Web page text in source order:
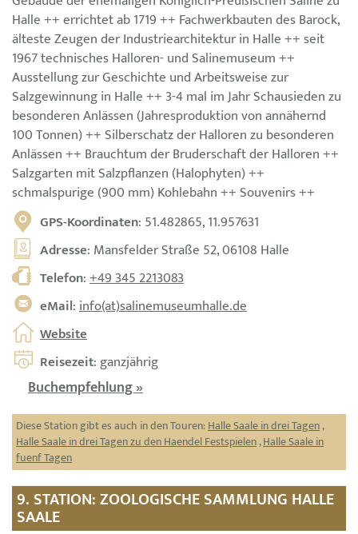
Halle ++ errichtet ab 1719 ++ Fachwerkbauten des Barock,
älteste Zeugen der Industriearchitektur in Halle ++ seit
1967 technisches Halloren- und Salinemuseum ++
Ausstellung zur Geschichte und Arbeitsweise zur
Salzgewinnung in Halle ++ 3-4 mal im Jahr Schausieden zu
besonderen Anlässen (Jahresproduktion von annähernd
100 Tonnen) ++ Silberschatz der Halloren zu besonderen
Anlässen ++ Brauchtum der Bruderschaft der Halloren ++
Salzgarten mit Salzpflanzen (Halophyten) ++
schmalspurige (900 mm) Kohlebahn ++ Souvenirs ++
GPS-Koordinaten: 51.482865, 11.957631
Adresse: Mansfelder Straße 52, 06108 Halle
Telefon:+49 345 2213083
eMail:info(at)salinemuseumhalle.de
Website
Reisezeit: ganzjährig
Buchempfehlung »
Diese Station gibt es auch in den Touren:Halle Saale in drei Tagen,
Halle Saale in drei Tagen zu den Haendel Festspielen,Halle Saale in
fuenf Tagen
9. STATION: ZOOLOGISCHE SAMMLUNG HALLE
SAALE